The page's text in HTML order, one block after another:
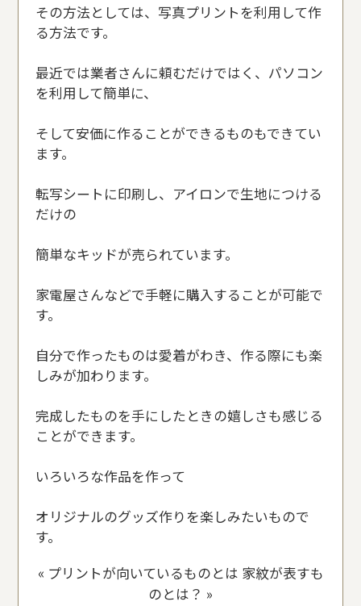
その方法としては、写真プリントを利用して作
る方法です。
最近では業者さんに頼むだけではく、パソコン
を利用して簡単に、
そして安価に作ることができるものもできてい
ます。
転写シートに印刷し、アイロンで生地につける
だけの
簡単なキッドが売られています。
家電屋さんなどで手軽に購入することが可能で
す。
自分で作ったものは愛着がわき、作る際にも楽
しみが加わります。
完成したものを手にしたときの嬉しさも感じる
ことができます。
いろいろな作品を作って
オリジナルのグッズ作りを楽しみたいもので
す。
« プリントが向いているものとは 家紋が表すも
のとは？ »